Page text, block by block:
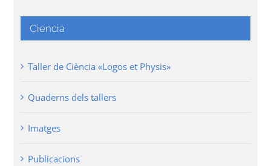
Ciencia
Taller de Ciència «Logos et Physis»
Quaderns dels tallers
Imatges
Publicacions